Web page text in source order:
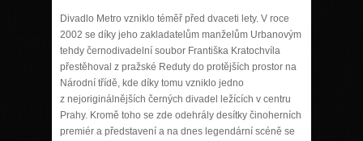
Divadlo Metro vzniklo téměř před dvaceti lety. V roce
2002 se díky jeho zakladatelům manželům Urbanovým
tehdy černodivadelní soubor Františka Kratochvíla
přestěhoval z pražské Reduty do protějších prostor na
Národní třídě, kde díky tomu vzniklo jedno
z nejoriginálnějších černých divadel ležících v centru
Prahy. Kromě toho se zde odehrály desítky činoherních
premiér a představení a na dnes legendární scéně se